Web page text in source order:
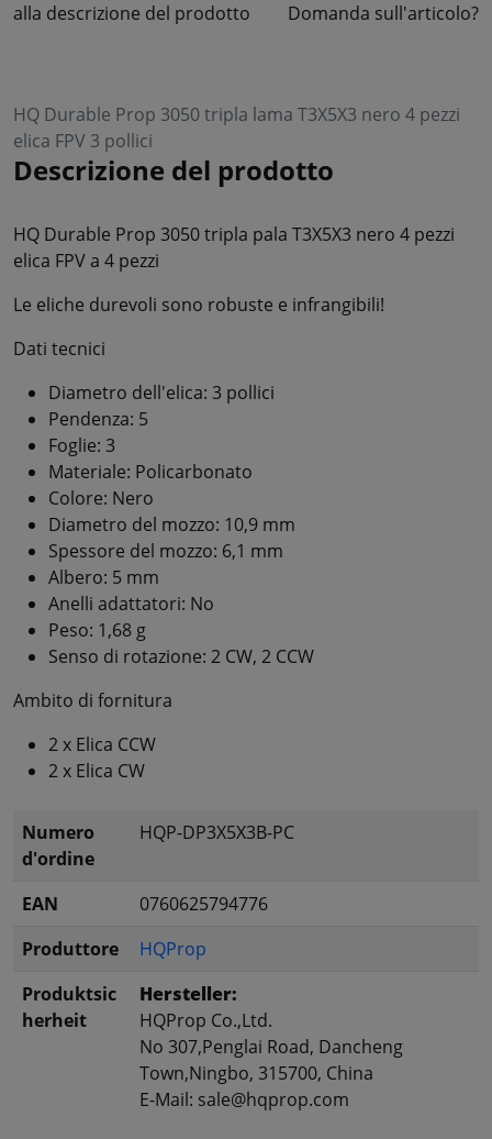
alla descrizione del prodotto Domanda sull'articolo?
HQ Durable Prop 3050 tripla lama T3X5X3 nero 4 pezzi
elica FPV 3 pollici
Descrizione del prodotto
HQ Durable Prop 3050 tripla pala T3X5X3 nero 4 pezzi
elica FPV a 4 pezzi
Le eliche durevoli sono robuste e infrangibili!
Dati tecnici
Diametro dell'elica: 3 pollici
Pendenza: 5
Foglie: 3
Materiale: Policarbonato
Colore: Nero
Diametro del mozzo: 10,9 mm
Spessore del mozzo: 6,1 mm
Albero: 5 mm
Anelli adattatori: No
Peso: 1,68 g
Senso di rotazione: 2 CW, 2 CCW
Ambito di fornitura
2 x Elica CCW
2 x Elica CW
Numero
d'ordine
HQP-DP3X5X3B-PC
EAN
0760625794776
Produttore
HQProp
Produktsic
herheit
Hersteller:
HQProp Co.,Ltd.
No 307,Penglai Road, Dancheng
Town,Ningbo, 315700, China
E-Mail: sale@hqprop.com